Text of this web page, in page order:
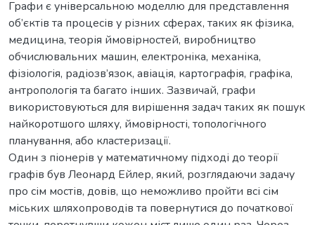
Графи є універсальною моделлю для представлення
об’єктів та процесів у різних сферах, таких як фізика,
медицина, теорія ймовірностей, виробництво
обчислювальних машин, електроніка, механіка,
фізіологія, радіозв’язок, авіація, картографія, графіка,
антропологія та багато інших. Зазвичай, графи
використовуються для вирішення задач таких як пошук
найкоротшого шляху, ймовірності, топологічного
планування, або кластеризації.
Один з піонерів у математичному підході до теорії
графів був Леонард Ейлер, який, розглядаючи задачу
про сім мостів, довів, що неможливо пройти всі сім
міських шляхопроводів та повернутися до початкової